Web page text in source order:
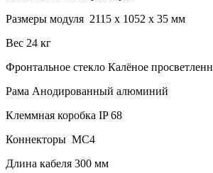
Размеры модуля 2115 х 1052 х 35 мм
Вес 24 кг
Фронтальное стекло Калёное
Рама Анодированный алюминий
Клеммная коробка IP 68
Коннекторы MC4
Длина кабеля 300 мм